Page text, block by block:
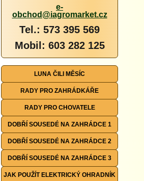
e-
obchod@iagromarket.cz
Tel.: 573 395 569
Mobil: 603 282 125
LUNA ČILI MĚSÍC
RADY PRO ZAHRÁDKÁŘE
RADY PRO CHOVATELE
DOBŘÍ SOUSEDÉ NA ZAHRÁDCE 1
DOBŘÍ SOUSEDÉ NA ZAHRÁDCE 2
DOBŘÍ SOUSEDÉ NA ZAHRÁDCE 3
JAK POUŽÍT ELEKTRICKÝ OHRADNÍK